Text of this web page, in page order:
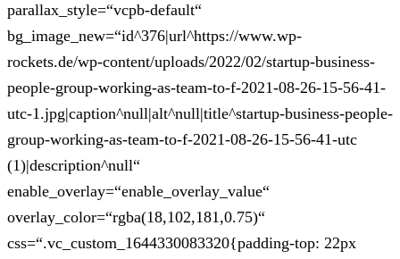
parallax_style=“vcpb-default“
bg_image_new=“id^376|url^https://www.wp-
rockets.de/wp-content/uploads/2022/02/startup-business-
people-group-working-as-team-to-f-2021-08-26-15-56-41-
utc-1.jpg|caption^null|alt^null|title^startup-business-people-
group-working-as-team-to-f-2021-08-26-15-56-41-utc
(1)|description^null“
enable_overlay=“enable_overlay_value“
overlay_color=“rgba(18,102,181,0.75)“
css=“.vc_custom_1644330083320{padding-top: 22px